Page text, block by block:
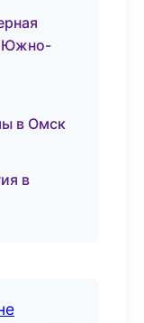
Южно-
в Омск
в